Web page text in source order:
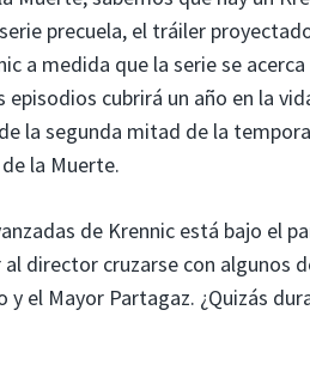
precuela, el tráiler
a medida que la serie se
cubrirá un año en la
la segunda mitad de la
la Muerte.
de Krennic está bajo el
director cruzarse con algunos
el Mayor Partagaz. ¿Quizás